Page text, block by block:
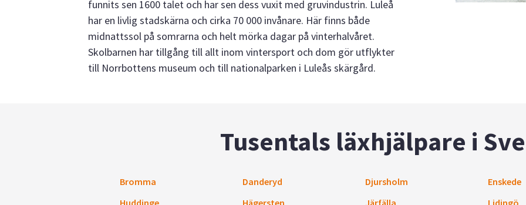
funnits sen 1600 talet och har sen dess vuxit med gruvindustrin. Luleå
har en livlig stadskärna och cirka 70 000 invånare. Här finns både
midnattssol på somrarna och helt mörka dagar på vinterhalvåret.
Skolbarnen har tillgång till allt inom vintersport och dom gör utflykter
till Norrbottens museum och till nationalparken i Luleås skärgård.
Tusentals läxhjälpare i
Bromma Danderyd Djursholm
Enskede
Huddinge
Hägersten Järfälla Lidingö